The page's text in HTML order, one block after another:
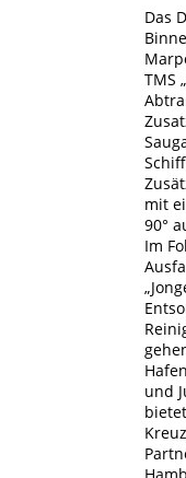
Das
TMS
mit
90°
Im
und